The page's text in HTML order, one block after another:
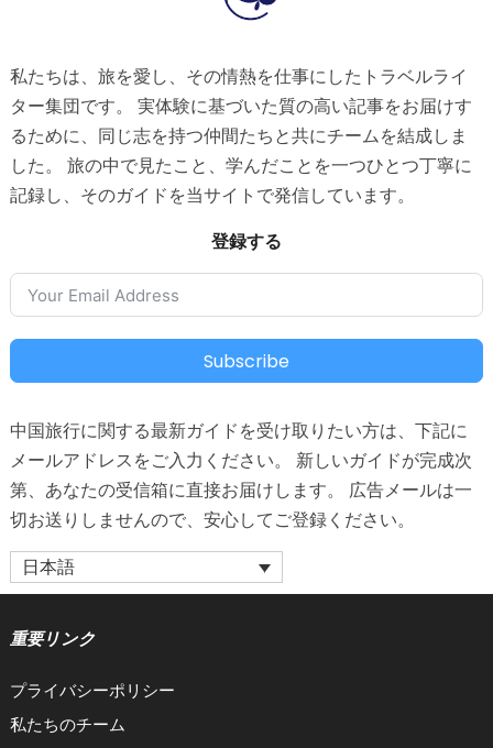
私たちは、旅を愛し、その情熱を仕事にしたトラベルライ
ター集団です。 実体験に基づいた質の高い記事をお届けす
るために、同じ志を持つ仲間たちと共にチームを結成しま
した。 旅の中で見たこと、学んだことを一つひとつ丁寧に
記録し、そのガイドを当サイトで発信しています。
登録する
Subscribe
中国旅行に関する最新ガイドを受け取りたい方は、下記に
メールアドレスをご入力ください。 新しいガイドが完成次
第、あなたの受信箱に直接お届けします。 広告メールは一
切お送りしませんので、安心してご登録ください。
日本語
重要リンク
プライバシーポリシー
私たちのチーム